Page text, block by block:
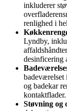
inkluderer
renlighed i
Lyndby,
desinficering
badeværelset
og badekar
kontaktflader.
Støvning og